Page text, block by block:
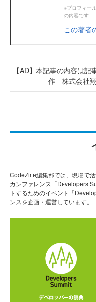
※プロフィー
の内容です
この著者
【AD】本記事の内容は
作 株式会社
CodeZine編集部では、現場で
カンファレンス「Developers
トするためのイベント「
ンスを企画・運営しています。